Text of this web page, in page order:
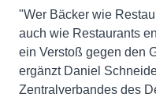
"Wer Bäcker wie
auch wie Restaurants
ein Verstoß gegen den
ergänzt Daniel
Zentralverbandes des